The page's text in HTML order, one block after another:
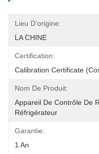
Lieu D'origine:
LA CHINE
Certification:
Calibration Certificate
Nom De Produit:
Appareil De Contrôle De
Réfrigérateur
Garantie:
1 An